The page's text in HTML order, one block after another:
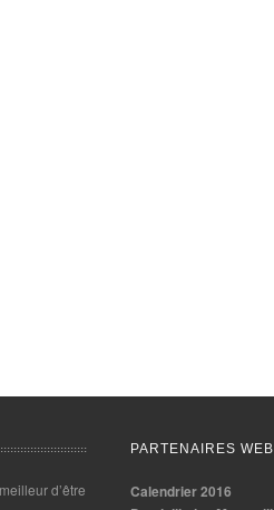
d’être
PARTENAIRES WEB
Calendrier 2016